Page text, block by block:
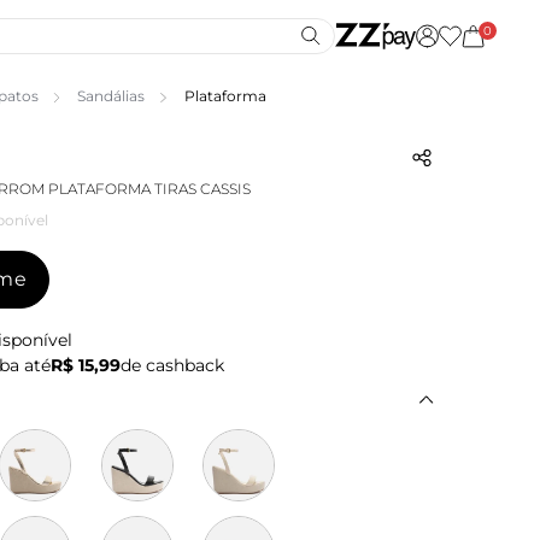
0
Sandálias Plataforma
PLATAFORMA TIRAS CASSIS
atéR$ 15,99de cashback